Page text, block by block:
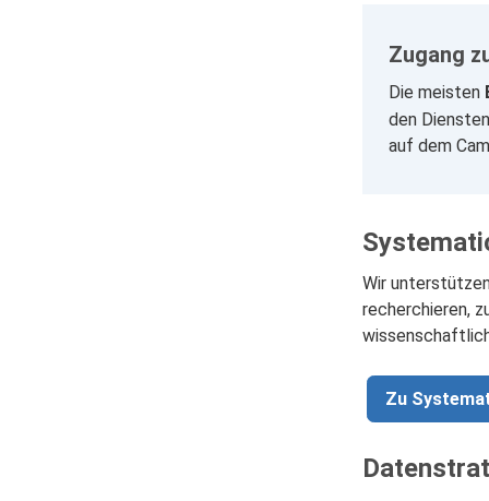
Zugang
Die meisten
den
auf dem
Wir
recherchieren,
Zu